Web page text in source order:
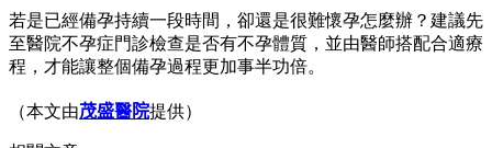
若是已經備孕持續一段時間，卻還是很難懷孕怎麼辦？建議先
至醫院不孕症門診檢查是否有不孕體質，並由醫師搭配合適療
程，才能讓整個備孕過程更加事半功倍。
（本文由茂盛醫院提供）